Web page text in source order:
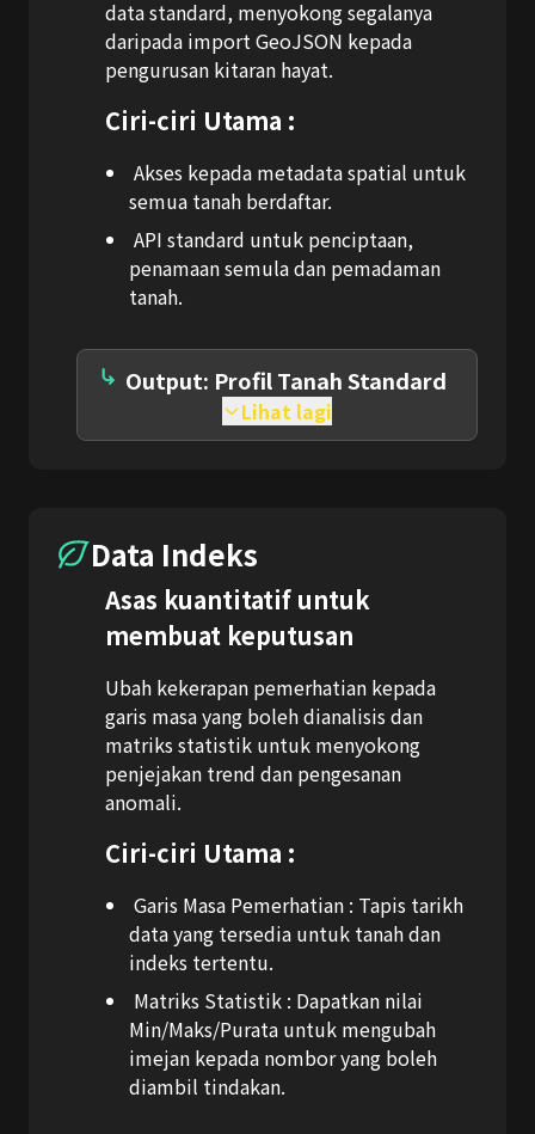
data standard, menyokong segalanya
daripada import GeoJSON kepada
pengurusan kitaran hayat.
Ciri-ciri Utama :
Akses kepada metadata spatial untuk
semua tanah berdaftar.
API standard untuk penciptaan,
penamaan semula dan pemadaman
tanah.
Output: Profil Tanah Standard
Lihat lagi
Data Indeks
Asas kuantitatif untuk
membuat keputusan
Ubah kekerapan pemerhatian kepada
garis masa yang boleh dianalisis dan
matriks statistik untuk menyokong
penjejakan trend dan pengesanan
anomali.
Ciri-ciri Utama :
Garis Masa Pemerhatian : Tapis tarikh
data yang tersedia untuk tanah dan
indeks tertentu.
Matriks Statistik : Dapatkan nilai
Min/Maks/Purata untuk mengubah
imejan kepada nombor yang boleh
diambil tindakan.